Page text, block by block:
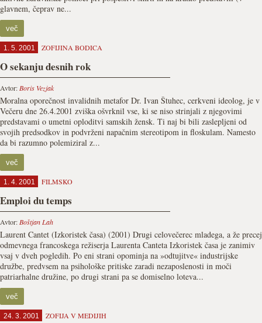
glavnem, čeprav ne...
več
1. 5. 2001 ZOFIJINA BODICA
O sekanju desnih rok
Avtor: Boris Vezjak
Moralna oporečnost invalidnih metafor Dr. Ivan Štuhec, cerkveni ideolog, je v
Večeru dne 26.4.2001 zviška ošvrknil vse, ki se niso strinjali z njegovimi
predstavami o umetni oploditvi samskih žensk. Ti naj bi bili zaslepljeni od
svojih predsodkov in podvrženi napačnim stereotipom in floskulam. Namesto
da bi razumno polemiziral z...
več
1. 4. 2001 FILMSKO
Emploi du temps
Avtor: Boštjan Lah
Laurent Cantet (Izkoristek časa) (2001) Drugi celovečerec mladega, a že precej
odmevnega francoskega režiserja Laurenta Canteta Izkoristek časa je zanimiv
vsaj v dveh pogledih. Po eni strani opominja na »odtujitve« industrijske
družbe, predvsem na psihološke pritiske zaradi nezaposlenosti in moči
patriarhalne družine, po drugi strani pa se domiselno loteva...
več
24. 3. 2001 ZOFIJA V MEDIJIH